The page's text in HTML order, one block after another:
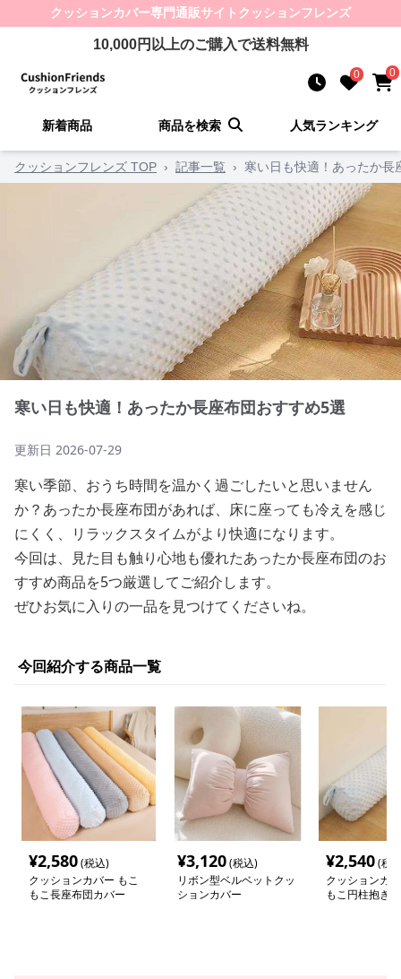
クッションカバー専門通販サイト クッションフレンズ
10,000円以上のご購入で送料無料
0 0
新着商品 商品を検索 人気ランキング
クッションフレンズ TOP › 記事一覧 › 寒い日も快適！あったか長
寒い日も快適！あったか長座布団おすすめ5選
更新日 2026-07-29
寒い季節、おうち時間を温かく過ごしたいと思いません
か？あったか長座布団があれば、床に座っても冷えを感じ
にくく、リラックスタイムがより快適になります。
今回は、見た目も触り心地も優れたあったか長座布団のお
すすめ商品を5つ厳選してご紹介します。
ぜひお気に入りの一品を見つけてくださいね。
今回紹介する商品一覧
¥2,580(税込)
クッションカバー もこ
もこ長座布団カバー
¥3,120(税込)
リボン型ベルベットクッ
ションカバー
¥2,540(税
クッションカ
もこ円柱抱き